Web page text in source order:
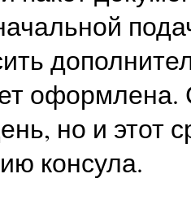
оформлена.
но и этот
консула.